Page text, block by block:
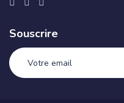
Souscrire